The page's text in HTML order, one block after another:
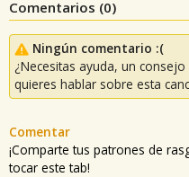
Comentarios (0)
Ningún comentario :(
¿Necesitas ayuda, un
quieres hablar sobre esta
Comentar
¡Comparte tus patrones de
tocar este tab!